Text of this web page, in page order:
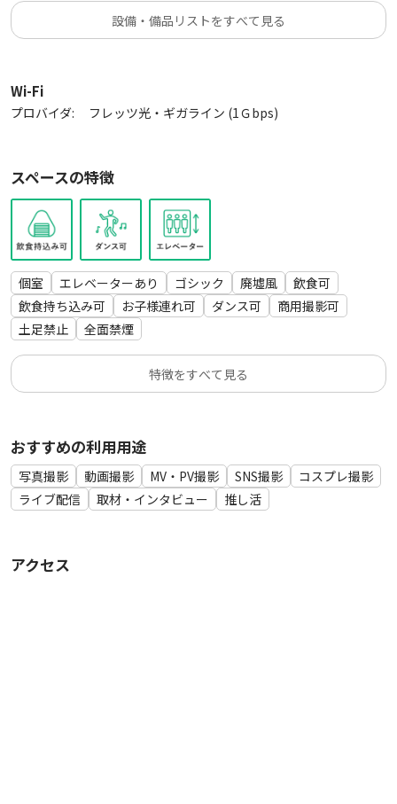
おしゃれで使いやすい空間なので、アイデア次第で幅広く活用
いただけます。
オ】へお越しください♪
設備・備品リストをすべて見る
Wi-Fi
プロバイダ: フレッツ光・ギガライン (1Ｇbps)
スペースの特徴
個室 エレベーターあり ゴシック 廃墟風
飲食可
飲食持ち込み可
お子様連れ可 ダンス可
商用撮影可
土足禁止
全面禁煙
特徴をすべて見る
おすすめの利用用途
写真撮影 動画撮影 MV・PV撮影 SNS撮影
コスプレ撮影
ライブ配信
取材・インタビュー 推し活
アクセス